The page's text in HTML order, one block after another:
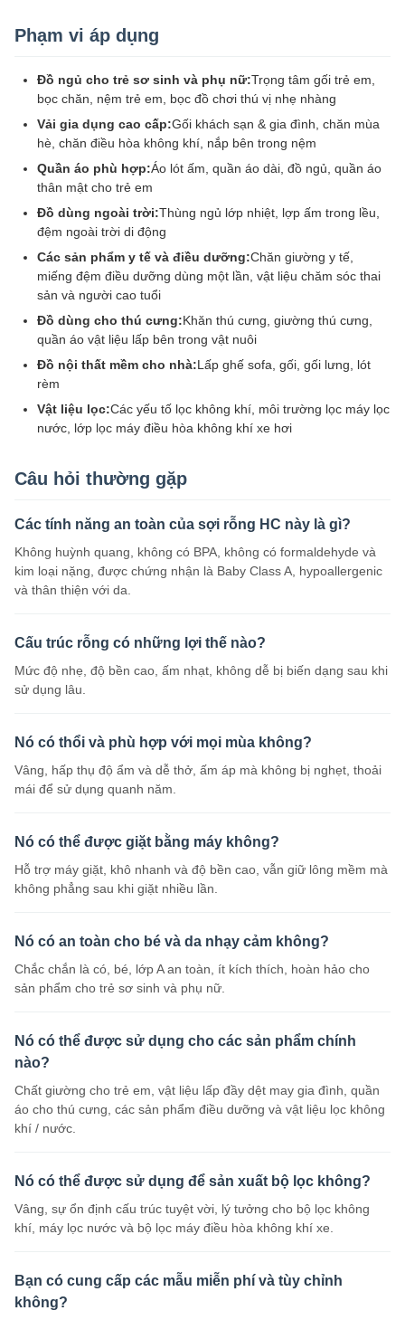
Phạm vi áp dụng
Đồ ngủ cho trẻ sơ sinh và phụ nữ:Trọng tâm gối trẻ em,
bọc chăn, nệm trẻ em, bọc đồ chơi thú vị nhẹ nhàng
Vải gia dụng cao cấp:Gối khách sạn & gia đình, chăn mùa
hè, chăn điều hòa không khí, nắp bên trong nệm
Quần áo phù hợp:Áo lót ấm, quần áo dài, đồ ngủ, quần áo
thân mật cho trẻ em
Đồ dùng ngoài trời:Thùng ngủ lớp nhiệt, lợp ấm trong lều,
đệm ngoài trời di động
Các sản phẩm y tế và điều dưỡng:Chăn giường y tế,
miếng đệm điều dưỡng dùng một lần, vật liệu chăm sóc thai
sản và người cao tuổi
Đồ dùng cho thú cưng:Khăn thú cưng, giường thú cưng,
quần áo vật liệu lấp bên trong vật nuôi
Đồ nội thất mềm cho nhà:Lấp ghế sofa, gối, gối lưng, lót
rèm
Vật liệu lọc:Các yếu tố lọc không khí, môi trường lọc máy lọc
nước, lớp lọc máy điều hòa không khí xe hơi
Câu hỏi thường gặp
Các tính năng an toàn của sợi rỗng HC này là gì?
Không huỳnh quang, không có BPA, không có formaldehyde và
kim loại nặng, được chứng nhận là Baby Class A, hypoallergenic
và thân thiện với da.
Cấu trúc rỗng có những lợi thế nào?
Mức độ nhẹ, độ bền cao, ấm nhạt, không dễ bị biến dạng sau khi
sử dụng lâu.
Nó có thổi và phù hợp với mọi mùa không?
Vâng, hấp thụ độ ẩm và dễ thở, ấm áp mà không bị nghẹt, thoải
mái để sử dụng quanh năm.
Nó có thể được giặt bằng máy không?
Hỗ trợ máy giặt, khô nhanh và độ bền cao, vẫn giữ lông mềm mà
không phẳng sau khi giặt nhiều lần.
Nó có an toàn cho bé và da nhạy cảm không?
Chắc chắn là có, bé, lớp A an toàn, ít kích thích, hoàn hảo cho
sản phẩm cho trẻ sơ sinh và phụ nữ.
Nó có thể được sử dụng cho các sản phẩm chính
nào?
Chất giường cho trẻ em, vật liệu lấp đầy dệt may gia đình, quần
áo cho thú cưng, các sản phẩm điều dưỡng và vật liệu lọc không
khí / nước.
Nó có thể được sử dụng để sản xuất bộ lọc không?
Vâng, sự ổn định cấu trúc tuyệt vời, lý tưởng cho bộ lọc không
khí, máy lọc nước và bộ lọc máy điều hòa không khí xe.
Bạn có cung cấp các mẫu miễn phí và tùy chỉnh
không?